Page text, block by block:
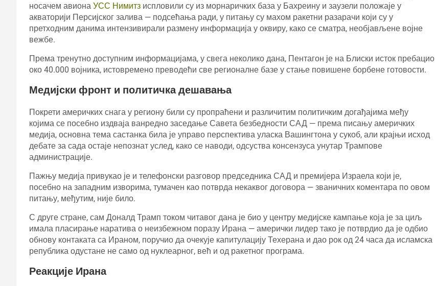
носачем авиона УСС Нимитз испловили су из морнаричких база у Бахреину и заузели положаје у
акваторији Персијског залива — подсећања ради, у питању су махом ракетни разарачи који су у
претходним данима интензивирали размену информација у оквиру, како се сматра, необјављене војне
вежбе.
Према тренутно доступним информацијама, у свега неколико дана, Пентагон је на Блиски исток пребацио
око 40.000 војника, истовремено преводећи све регионалне базе у стање повишене борбене готовости.
Медијски фронт и политичка дешавања
Покрети америчких снага у региону били су пропраћени и различитим политичким догађајима међу
којима се посебно издваја ванредно заседање Савета безбедности САД — према писању америчких
медија, основна тема састанка била је управо перспектива уласка Вашингтона у сукоб, али крајњи исход
дебате за сада остаје непознат услед, како се наводи, одсуства консензуса унутар Трампове
администрације.
Пажњу медија привукао је и телефонски разговор председника САД и премијера Израела који је,
посебно на западним изворима, тумачен као потврда некаквог договора — званичних коментара по овом
питању, међутим, није било.
С друге стране, сам Доналд Трамп током читавог дана је био у центру медијске кампање која је за циљ
имала пласирање наратива о неизбежном поразу Ирана — амерички лидер тако је потврдио да је одбио
обнову контаката са Ираном, поручио да очекује капитулацију Техерана и дао рок од 24 часа да исламска
република одустане не само од нуклеарног, већ и од ракетног програма.
Реакције Ирана